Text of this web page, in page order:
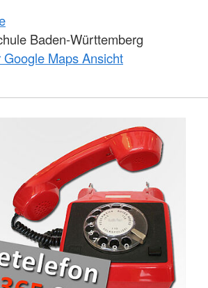
Baden-Württemberg
Google Maps Ansicht